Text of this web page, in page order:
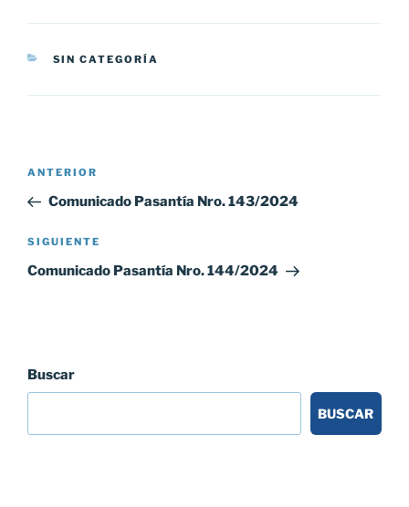
CATEGORÍAS
SIN CATEGORÍA
Navegación
entradas
Entrada
anterior:
ANTERIOR
Comunicado Pasantía Nro. 143/2024
Siguiente
entrada
SIGUIENTE
Comunicado Pasantía Nro. 144/2024
Buscar
BUSCAR